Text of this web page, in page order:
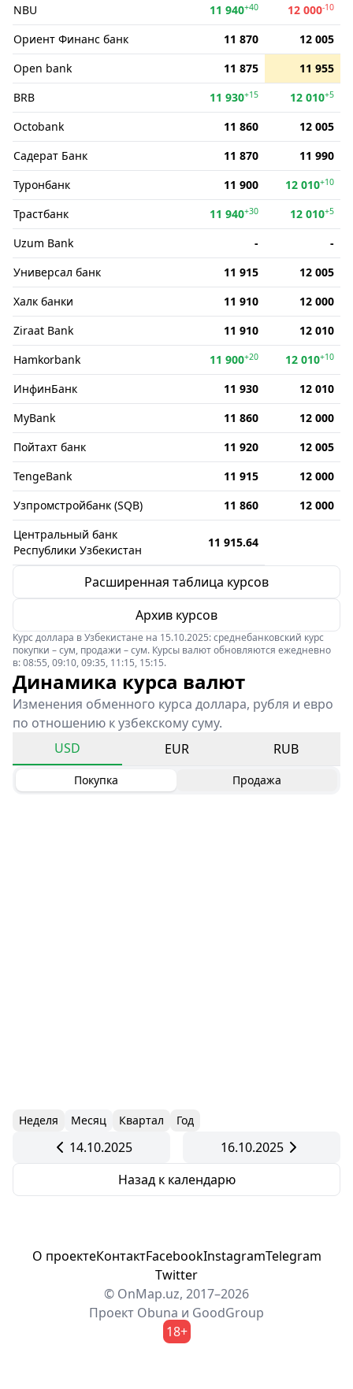
NBU
11 940+40 12 000-10
Ориент Финанс банк 11 870
12 005
Open bank
11 875
11 955
BRB
11 930+15 12 010+5
Octobank 11 860
12 005
Садерат Банк
11 870
11 990
Туронбанк
11 900 12 010+10
Трастбанк 11 940+30 12 010+5
Uzum Bank -
-
Универсал банк
11 915
12 005
Халк банки
11 910
12 000
Ziraat Bank
11 910
12 010
Hamkorbank
11 900+20 12 010+10
ИнфинБанк 11 930
12 010
MyBank
11 860
12 000
Пойтахт банк
11 920
12 005
TengeBank
11 915
12 000
Узпромстройбанк (SQB)
11 860
12 000
Центральный банк
Республики Узбекистан
11 915.64
Расширенная таблица курсов
Архив курсов
Курс доллара в Узбекистане на 15.10.2025: среднебанковский курс
покупки – сум, продажи – сум. Курсы валют обновляются ежедневно
в: 08:55, 09:10, 09:35, 11:15, 15:15.
Динамика курса валют
Изменения обменного курса доллара, рубля и евро
по отношению к узбекскому суму.
USD
EUR RUB
Покупка Продажа
Неделя Месяц Квартал Год
14.10.2025
16.10.2025
Назад к календарю
О проектеКонтактFacebookInstagramTelegram
Twitter
© OnMap.uz, 2017–2026
Проект Obuna и GoodGroup
18+